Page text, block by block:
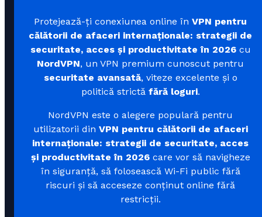
Protejează-ți conexiunea online în VPN pentru
călătorii de afaceri internaționale: strategii de
securitate, acces și productivitate în 2026cu
NordVPN, un VPN premium cunoscut pentru
securitate avansată, viteze excelente și o
politică strictă fără loguri.
NordVPN este o alegere populară pentru
utilizatorii din VPN pentru călătorii de afaceri
internaționale: strategii de securitate, acces
și productivitate în 2026care vor să navigheze
în siguranță, să folosească Wi-Fi public fără
riscuri și să acceseze conținut online fără
restricții.